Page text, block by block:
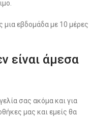
μια εβδομάδα με 10 μέρες
είναι άμεσα
σας ακόμα και για
μας και εμείς θα